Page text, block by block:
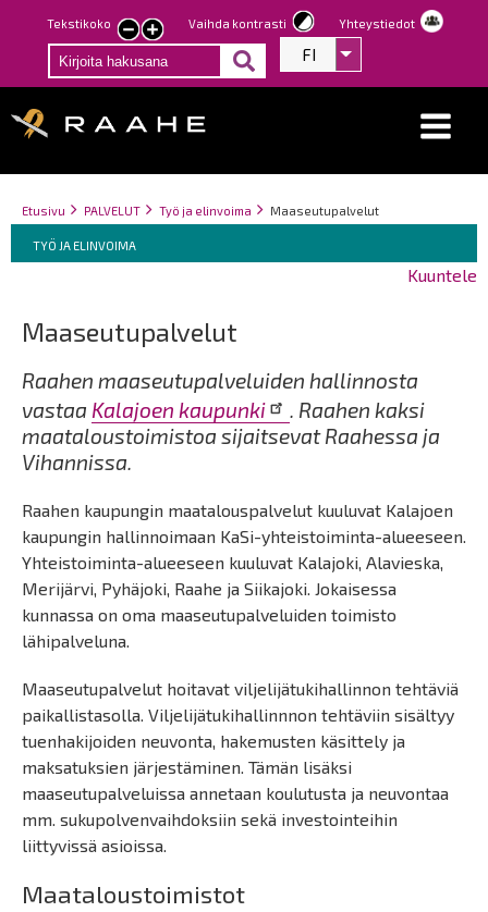
Hyppää
pääsisältöön
Tekstikoko
Pienennä
tekstin
kokoa
Suurenna
tekstin
kokoa
Vaihda kontrasti Yhteystiedot
FI Listaa
Breadcrumbs
You
here:
Etusivu PALVELUT Työ ja elinvoima Maaseutupalvelut
Breadcrumbs
You
are
TYÖ JA ELINVOIMA
Kuuntele
Maaseutupalvelut
Raahen maaseutupalveluiden hallinnosta
vastaa Kalajoen kaupunki
. Raahen kaksi
maataloustoimistoa sijaitsevat Raahessa ja
Vihannissa.
Raahen kaupungin maatalouspalvelut kuuluvat Kalajoen
kaupungin hallinnoimaan KaSi-yhteistoiminta-alueeseen.
Yhteistoiminta-alueeseen kuuluvat Kalajoki, Alavieska,
Merijärvi, Pyhäjoki, Raahe ja Siikajoki. Jokaisessa
kunnassa on oma maaseutupalveluiden toimisto
lähipalveluna.
Maaseutupalvelut hoitavat viljelijätukihallinnon tehtäviä
paikallistasolla. Viljelijätukihallinnnon tehtäviin sisältyy
tuenhakijoiden neuvonta, hakemusten käsittely ja
maksatuksien järjestäminen. Tämän lisäksi
maaseutupalveluissa annetaan koulutusta ja neuvontaa
mm. sukupolvenvaihdoksiin sekä investointeihin
liittyvissä asioissa.
Maataloustoimistot